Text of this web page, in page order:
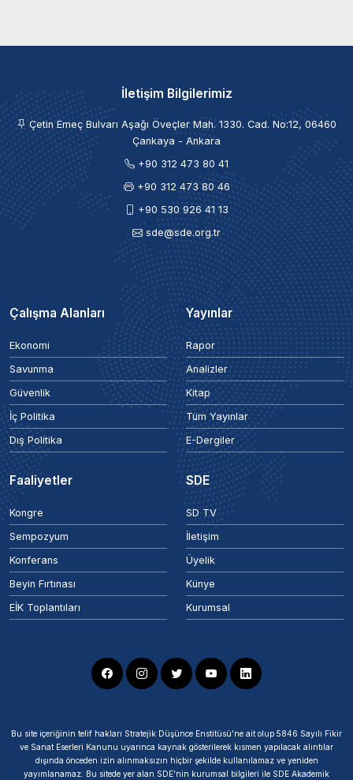
İletişim Bilgilerimiz
Çetin Emeç Bulvarı Aşağı Öveçler Mah. 1330. Cad. No:12, 06460
Çankaya - Ankara
+90 312 473 80 41
+90 312 473 80 46
+90 530 926 41 13
sde@sde.org.tr
Çalışma Alanları
Ekonomi
Savunma
Güvenlik
İç Politika
Dış Politika
Yayınlar
Rapor
Analizler
Kitap
Tüm Yayınlar
E-Dergiler
Faaliyetler
Kongre
Sempozyum
Konferans
Beyin Fırtınası
EİK Toplantıları
SDE
SD TV
İletişim
Üyelik
Künye
Kurumsal
Bu site içeriğinin telif hakları Stratejik Düşünce Enstitüsü’ne ait olup 5846 Sayılı Fikir
ve Sanat Eserleri Kanunu uyarınca kaynak gösterilerek kısmen yapılacak alıntılar
dışında önceden izin alınmaksızın hiçbir şekilde kullanılamaz ve yeniden
yayımlanamaz. Bu sitede yer alan SDE'nin kurumsal bilgileri ile SDE Akademik